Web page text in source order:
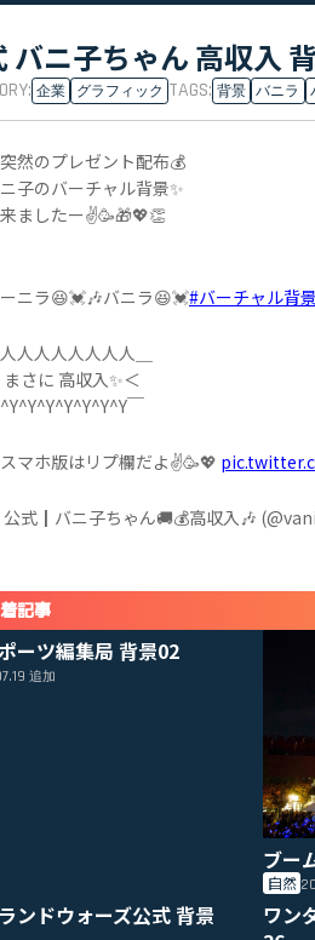
バニ子ちゃん 高収入
企業 グラフィック TAGS: 背景 バニラ
然のプレゼント配布💰
子のバーチャル背景✨
ましたー✌️🥳🎁💖👏
ニラ😆💓🎶バニラ😆💓#バーチャル背景
人人人人人人人人＿
まさに 高収入✨＜
￣
マホ版はリプ欄だよ✌️🥳💖
式┃バニ子ちゃん🚚💰高収入🎶
記事
ーツ編集局 背景02
追加
ブー
自然
ンドウォーズ公式 背景
ワン